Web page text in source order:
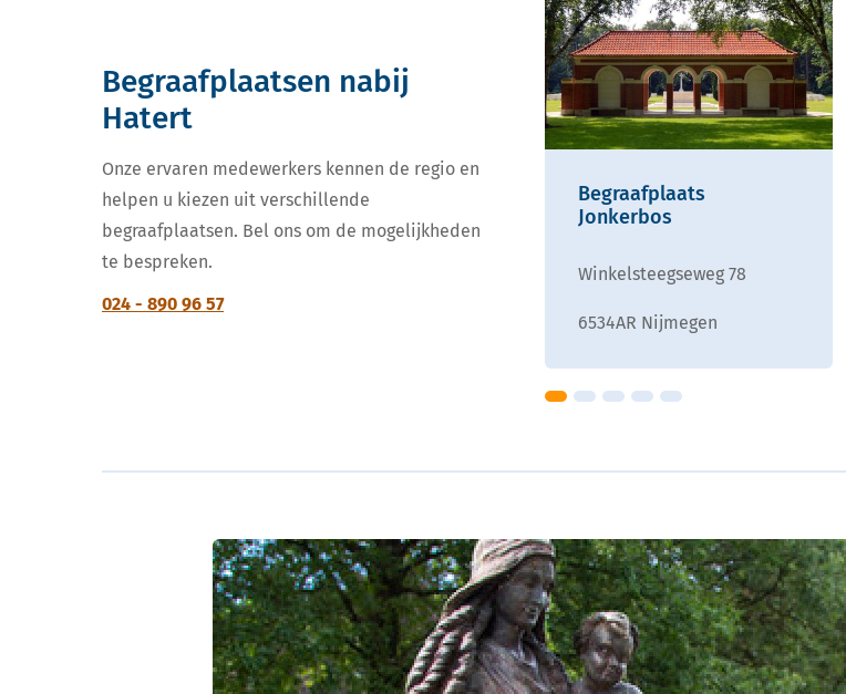
Begraafplaatsen nabij
Hatert
Onze ervaren medewerkers kennen de regio en
helpen u kiezen uit verschillende
begraafplaatsen. Bel ons om de mogelijkheden
te bespreken.
024 - 890 96 57
Begraafplaats
Jonkerbos
Winkelsteegseweg 78
6534AR Nijmegen